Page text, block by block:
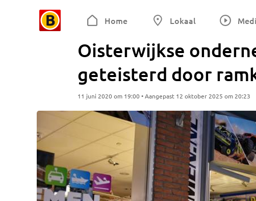
Home Lokaal
Oisterwijkse
geteisterd door
11 juni 2020 om 19:00 • Aangepast 12 oktober 2025 om 20:23